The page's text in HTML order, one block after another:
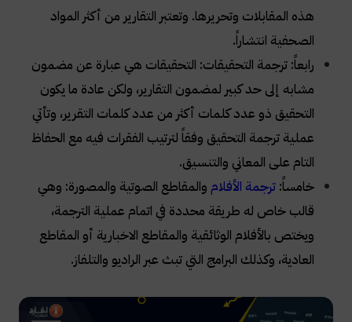
هذه المقابلات وتحريرها. وتعتبر التقارير من أكثر المواد
الصحفية انتشاراً.
رابعاً: ترجمة التحقيقات: التحقيقات هي عبارة عن مضمون
مشابه إلى حد كبير لمضمون التقارير، ولكن عادة ما يكون
التحقيق ذو عدد كلمات أكثر من عدد كلمات التقرير، وتأتي
عملية ترجمة التحقيق وفقاً لترتيب الفقرات فيه مع الحفاظ
التام على المعاني والتنسيق.
خامساً: ترجمة الأفلام والمقاطع الصوتية والمصورة: وهي
قالب خاص له طريقة محددة في اتمام عملية الترجمة،
ويختص بالأفلام الوثائقية والمقاطع الاخبارية أو المقاطع
العادية، وكذلك البرامج التي تبث عبر الراديو والتلفاز.